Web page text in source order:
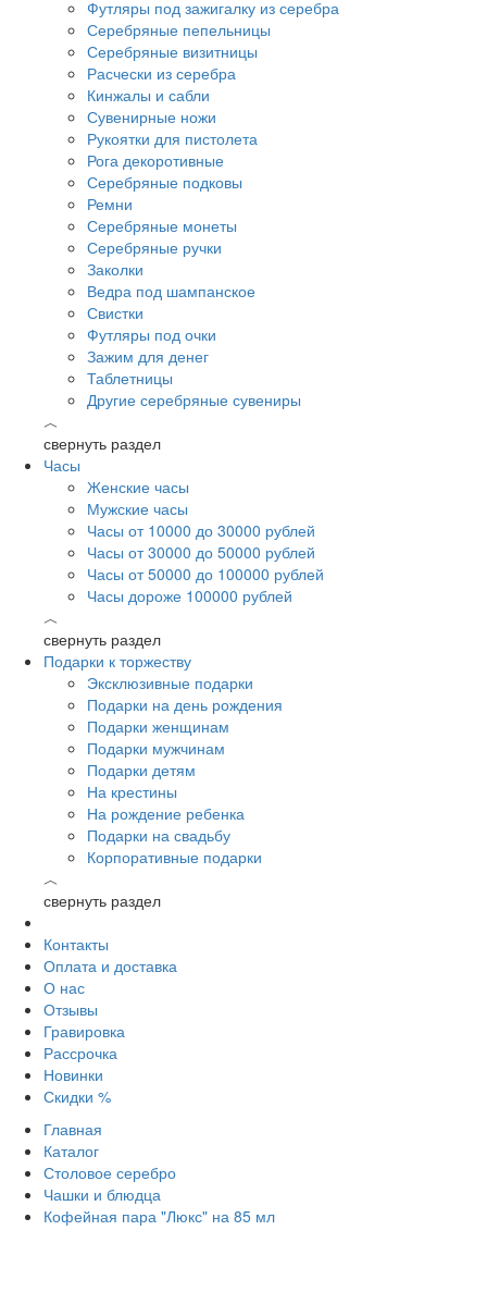
Футляры под зажигалку из серебра
Серебряные пепельницы
Серебряные визитницы
Расчески из серебра
Кинжалы и сабли
Сувенирные ножи
Рукоятки для пистолета
Рога декоротивные
Серебряные подковы
Ремни
Серебряные монеты
Серебряные ручки
Заколки
Ведра под шампанское
Свистки
Футляры под очки
Зажим для денег
Таблетницы
Другие серебряные сувениры
︿
свернуть раздел
Часы
Женские часы
Мужские часы
Часы от 10000 до 30000 рублей
Часы от 30000 до 50000 рублей
Часы от 50000 до 100000 рублей
Часы дороже 100000 рублей
︿
свернуть раздел
Подарки к торжеству
Эксклюзивные подарки
Подарки на день рождения
Подарки женщинам
Подарки мужчинам
Подарки детям
На крестины
На рождение ребенка
Подарки на свадьбу
Корпоративные подарки
︿
свернуть раздел
Контакты
Оплата и доставка
О нас
Отзывы
Гравировка
Рассрочка
Новинки
Скидки %
Главная
Каталог
Столовое серебро
Чашки и блюдца
Кофейная пара "Люкс" на 85 мл